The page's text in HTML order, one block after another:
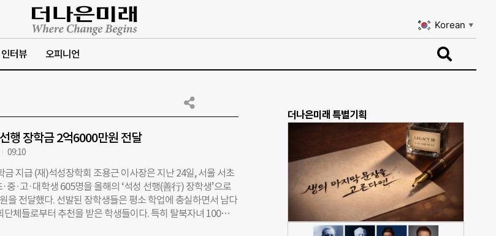
Korean ▼
인터뷰 오피니언
행 장학금 2억6000만원 전달
09:10
지급 (재)석성장학회 조용근 이사장은 지난 24일, 서울 서초
중·고·대학생 605명을 올해의 ‘석성 선행(善行) 장학생’으로
을 전달했다. 선발된 장학생들은 평소 학업에 충실하면서 남다
단체들로부터 추천을 받은 학생들이다. 특히 탈북자녀 100여
더나은미래 특별기획